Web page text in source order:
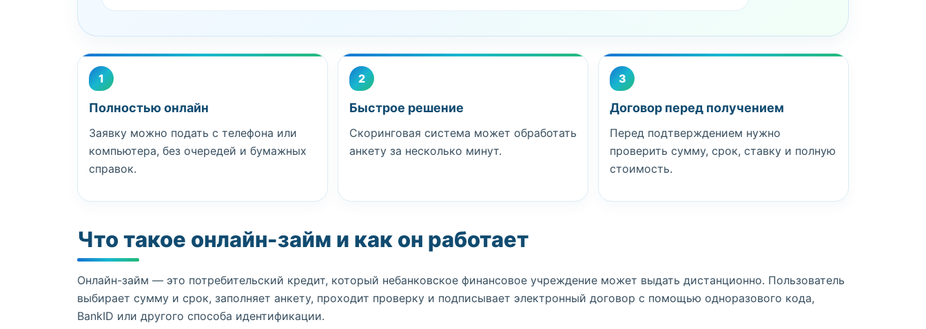
1
Полностью онлайн
Заявку можно подать с телефона или
компьютера, без очередей и бумажных
справок.
2
Быстрое решение
Скоринговая система может обработать
анкету за несколько минут.
3
Договор перед получением
Перед подтверждением нужно
проверить сумму, срок, ставку и полную
стоимость.
Что такое онлайн-займ и как он работает
Онлайн-займ — это потребительский кредит, который небанковское финансовое учреждение может выдать дистанционно. Пользователь
выбирает сумму и срок, заполняет анкету, проходит проверку и подписывает электронный договор с помощью одноразового кода,
BankID или другого способа идентификации.